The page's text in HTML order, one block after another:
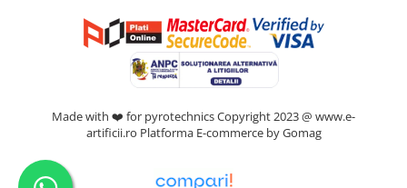
Made with ❤️ for pyrotechnics Copyright 2023 @ www.e-
artificii.ro Platforma E-commerce by Gomag